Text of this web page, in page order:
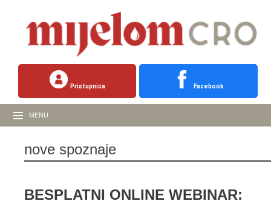
Pristupnica Facebook
MENU
nove spoznaje
BESPLATNI ONLINE WEBINAR: